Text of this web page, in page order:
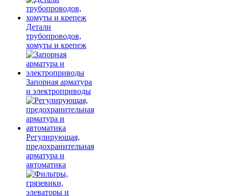
Детали
трубопроводов,
хомуты и крепеж
Запорная арматура
и электроприводы
Регулирующая,
предохранительная
арматура и
автоматика